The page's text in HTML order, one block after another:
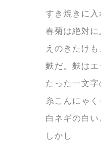
すき焼きに
春菊は絶対
えのきたけ
麩だ。麩は
たった一文
糸こんにゃ
白ネギの白
しかし